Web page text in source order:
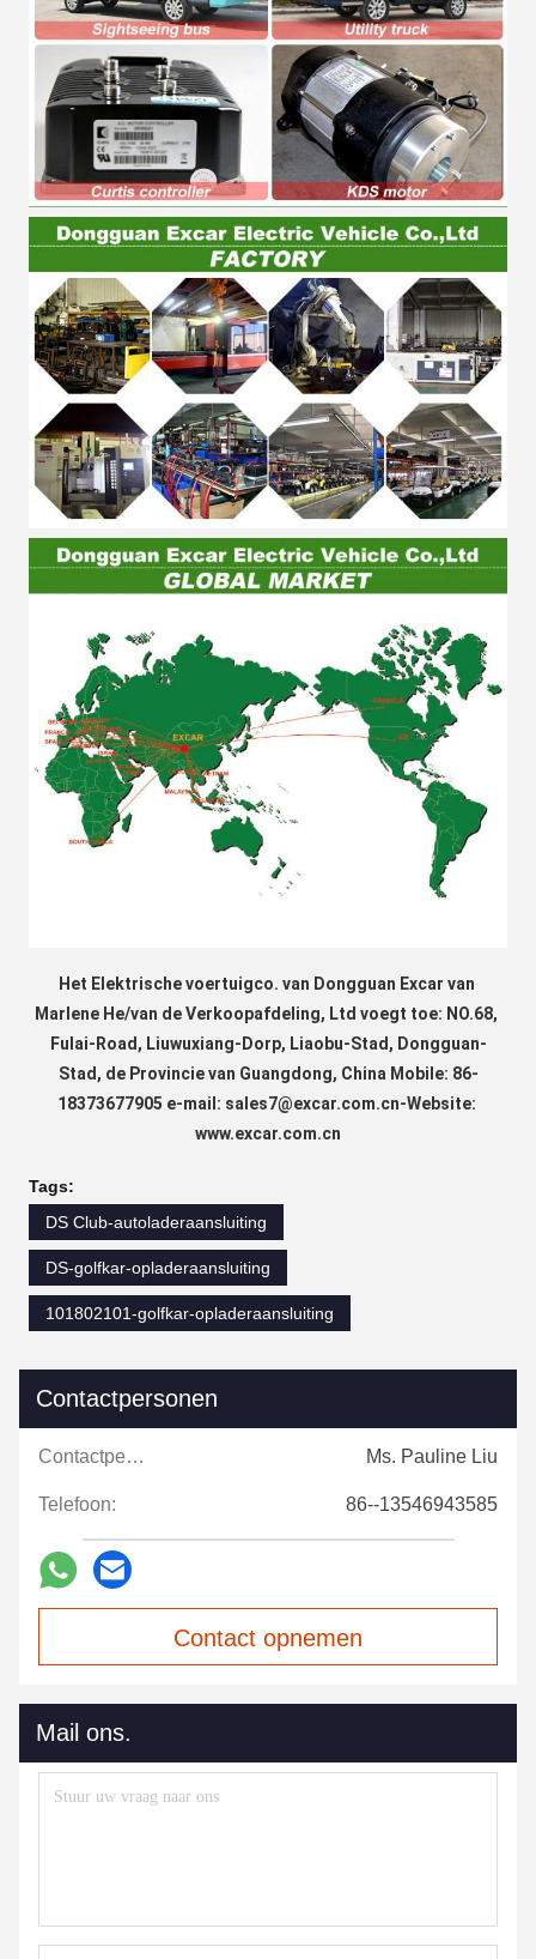
Het Elektrische voertuigco. van Dongguan Excar van
Marlene He/van de Verkoopafdeling, Ltd voegt toe: NO.68,
Fulai-Road, Liuwuxiang-Dorp, Liaobu-Stad, Dongguan-
Stad, de Provincie van Guangdong, China Mobile: 86-
18373677905 e-mail: sales7@excar.com.cn-Website:
www.excar.com.cn
Tags:
DS Club-autoladeraansluiting
DS-golfkar-opladeraansluiting
101802101-golfkar-opladeraansluiting
Contactpersonen
Contactpersonen: Ms. Pauline Liu
Telefoon: 86--13546943585
Contact opnemen
Mail ons.